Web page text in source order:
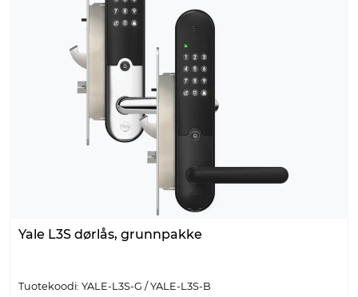
Yale L3S dørlås, grunnpakke
Tuotekoodi: YALE-L3S-G / YALE-L3S-B